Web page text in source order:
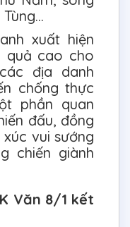
xuất hiện
quả cao cho
địa danh
chống thực
phần quan
đấu, đồng
vui sướng
chiến giành
Văn 8/1 kết